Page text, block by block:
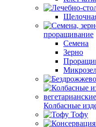
проращивание
Семена
Зерно
Колбасные
Тофу